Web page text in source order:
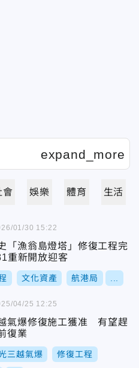
會 娛樂 體育 生活
「漁翁島燈塔」修復工程完
重新開放迎客
文化資產 航港局
01/30 15:22
氣爆修復施工獲准 有望趕
復業
三越氣爆 修復工程
04/25 12:25